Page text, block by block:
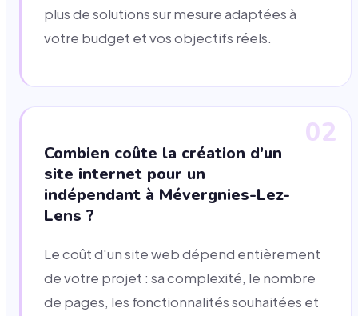
plus de solutions sur mesure adaptées à
votre budget et vos objectifs réels.
02
Combien coûte la création d'un
site internet pour un
indépendant à Mévergnies-Lez-
Lens ?
Le coût d'un site web dépend entièrement
de votre projet : sa complexité, le nombre
de pages, les fonctionnalités souhaitées et